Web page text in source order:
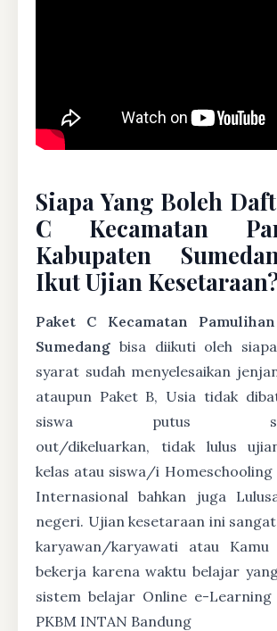
Siapa Yang Boleh
C Kecamatan
Kabupaten
Ikut Ujian
Paket C Kecamatan
Sumedang bisa diikuti oleh
syarat sudah menyelesaikan
ataupun Paket B, Usia tidak
siswa putus
out/dikeluarkan, tidak lulus
kelas atau siswa/i Homeschooling
Internasional bahkan juga
negeri. Ujian kesetaraan ini
karyawan/karyawati atau Kamu
bekerja karena waktu belajar
sistem belajar Online e-
PKBM INTAN Bandung